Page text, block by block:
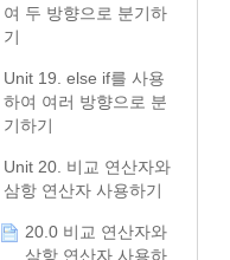
여 두 방향으로 분기하
기
Unit 19. else if를 사용
하여 여러 방향으로 분
기하기
Unit 20. 비교 연산자와
삼항 연산자 사용하기
20.0 비교 연산자와
삼항 연산자 사용하